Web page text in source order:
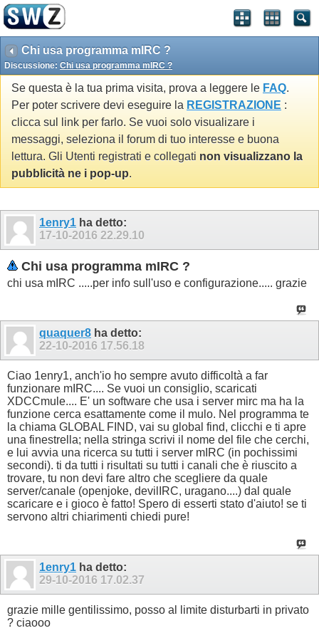
Chi usa programma mIRC ?
Discussione: Chi usa programma mIRC ?
Se questa è la tua prima visita, prova a leggere le FAQ.
Per poter scrivere devi eseguire la REGISTRAZIONE :
clicca sul link per farlo. Se vuoi solo visualizare i
messaggi, seleziona il forum di tuo interesse e buona
lettura. Gli Utenti registrati e collegati non visualizzano la
pubblicità ne i pop-up.
1enry1 ha detto:
17-10-2016 22.29.10
Chi usa programma mIRC ?
chi usa mIRC .....per info sull'uso e configurazione..... grazie
quaquer8 ha detto:
22-10-2016 17.56.18
Ciao 1enry1, anch'io ho sempre avuto difficoltà a far
funzionare mIRC.... Se vuoi un consiglio, scaricati
XDCCmule.... E' un software che usa i server mirc ma ha la
funzione cerca esattamente come il mulo. Nel programma te
la chiama GLOBAL FIND, vai su global find, clicchi e ti apre
una finestrella; nella stringa scrivi il nome del file che cerchi,
e lui avvia una ricerca su tutti i server mIRC (in pochissimi
secondi). ti da tutti i risultati su tutti i canali che è riuscito a
trovare, tu non devi fare altro che scegliere da quale
server/canale (openjoke, devilIRC, uragano....) dal quale
scaricare e i gioco è fatto! Spero di esserti stato d'aiuto! se ti
servono altri chiarimenti chiedi pure!
1enry1 ha detto:
29-10-2016 17.02.37
grazie mille gentilissimo, posso al limite disturbarti in privato
? ciaooo